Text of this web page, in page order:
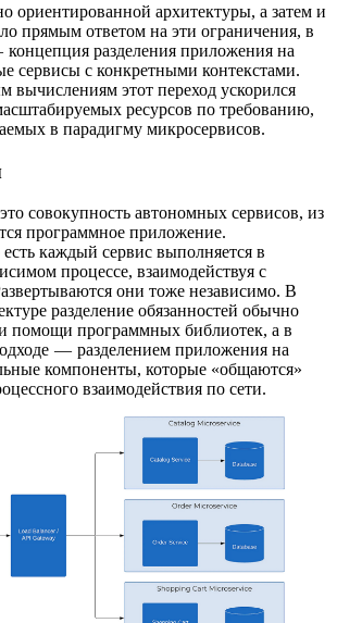
ориентированной архитектуры, а затем и
прямым ответом на эти ограничения, в
разделения приложения на
сервисы с конкретными контекстами.
вычислениям этот переход ускорился
ресурсов по требованию,
в парадигму микросервисов.
совокупность автономных сервисов, из
программное приложение.
каждый сервис выполняется в
процессе, взаимодействуя с
они тоже независимо. В
разделение обязанностей обычно
помощи программных библиотек, а в
— разделением приложения на
компоненты, которые «общаются»
взаимодействия по сети.